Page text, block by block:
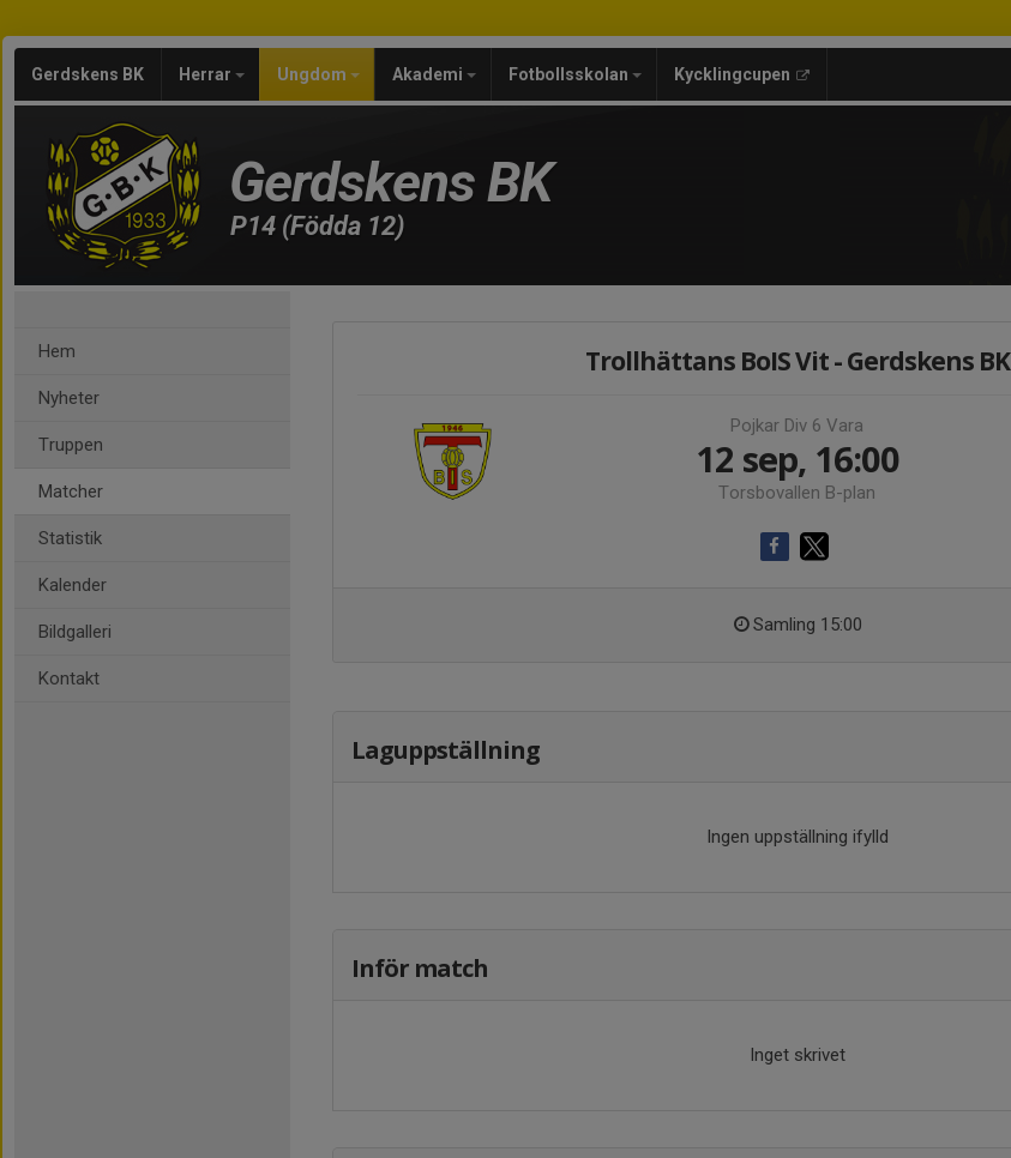
Gerdskens BK Herrar Ungdom Akademi Fotbollsskolan Kycklingcupen
Gerdskens BK
P14 (Födda 12)
Hem
Nyheter
Truppen
Matcher
Statistik
Kalender
Bildgalleri
Kontakt
Trollhättans BoIS Vit - Gerdskens BK
Pojkar Div 6 Vara
12 sep, 16:00
Torsbovallen B-plan
Samling 15:00
Laguppställning
Ingen uppställning ifylld
Inför match
Inget skrivet